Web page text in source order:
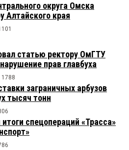
округа Омска
Алтайского края
статью ректору ОмГТУ
прав главбуха
1788
заграничных арбузов
тысяч тонн
спецопераций «Трасса»